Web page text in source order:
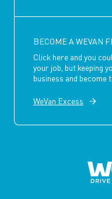
BECOME A WEVAN
Click here and you
your job, but keeping
business and become
WeVan Excess